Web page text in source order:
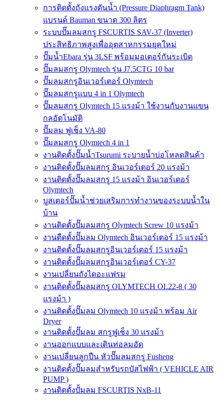
การติดตั้งถังแรงดันน้ำ (Pressure Diaphragm Tank)
แบรนด์ Bauman ขนาด 300 ลิตร
ระบบปั๊มลมสกรู FSCURTIS SAV-37 (Inverter)
ประสิทธิภาพสูงเพื่ออุตสาหกรรมยุคใหม่
ปั๊มน้ำEbara รุ่น 3LSF พร้อมมอเตอร์กันระเบิด
ปั๊มลมสกรู Olymtech รุ่น J7.5CTG 10 bar
ปั๊มลมสกรูอินเวอร์เตอร์ Olymtech
ปั๊มลมสกรูแบบ 4 in 1 Olymtech
ปั๊มลมสกรู Olymtech 15 แรงม้า ใช้งานกับงานแขน
กลอัตโนมัติ
ปั๊มลม ฟูเช็ง VA-80
ปั๊มลมสกรู Olymtech 4 in 1
งานติดตั้งปั๊มน้ำTsurumi ระบายน้ำบ่อโหลดสินค้า
งานติดตั้งปั๊มลมสกรู อินเวอร์เตอร์ 20 แรงม้า
งานติดตั้งปั๊มลมสกรู 15 แรงม้า อินเวอร์เตอร์
Olymtech
บูสเตอร์ปั๊มน้ำช่วยเสริมการทำงานของระบบน้ำใน
บ้าน
งานติดตั้งปั๊มลมสกรู Olymtech Screw 10 แรงม้า
งานตืดตั้งปั๊มลม Olymtech อินเวอร์เตอร์ 15 แรงม้า
งานติดตั้งปั๊มลมสกรูอินเวอร์เตอร์ 15 แรงม้า
งานติดตั้งปั๊มลมสกรูอินเวอร์เตอร์ CY-37
งานเปลี่ยนถังไดอะแฟรม
งานติดตั้งปั๊มลมสกรู OLYMTECH OL22-8 ( 30
แรงม้า )
งานติดตั้งปั๊มลม Olymtech 10 แรงม้า พร้อม Air
Dryer
งานติดตั้งปั๊มลม สกรูฟูเช็ง 30 แรงม้า
งานออกแบบและเดินท่อลมอัด
งานเปลี่ยนลูกปืน หัวปั๊มลมสกรู Fusheng
งานติดตั้งปั๊มลมสำหรับรถบัสไฟฟ้า ( VEHICLE AIR
PUMP )
งานติดตั้งปั้มลม FSCURTIS NxB-11